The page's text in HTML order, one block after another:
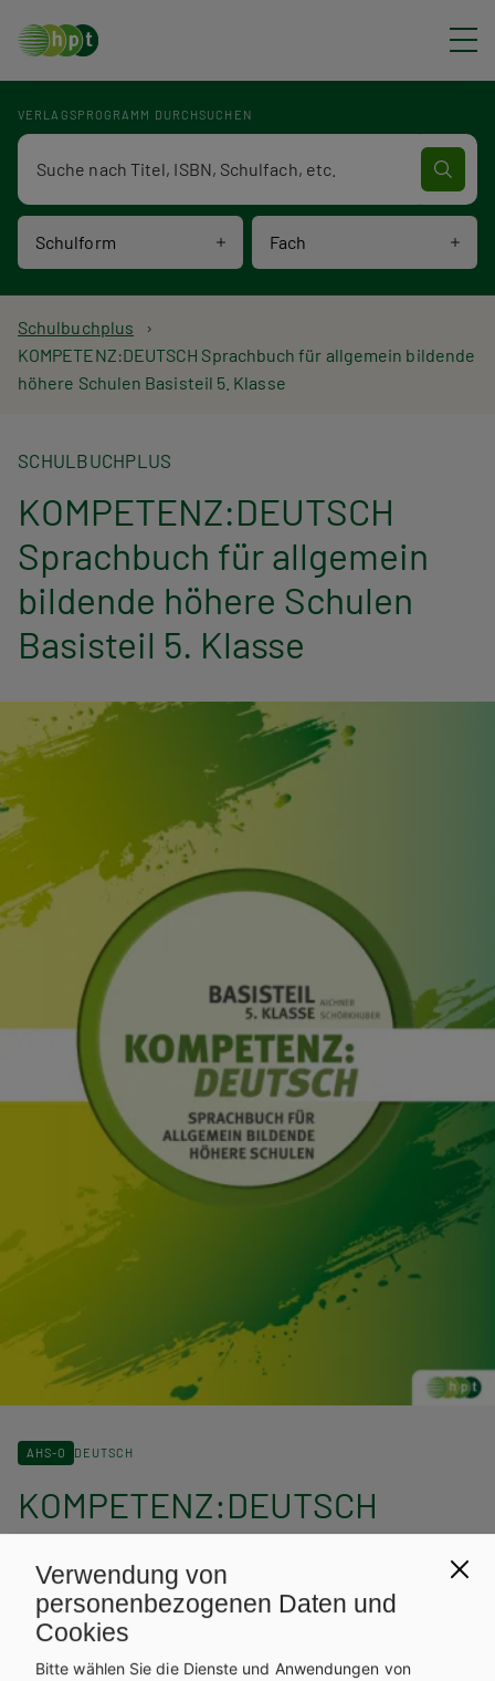
VERLAGSPROGRAMM DURCHSUCHEN
Schulform Fach
Verlagsprogramm Volltextsuche
P
f
d
n
a
v
i
g
a
t
i
o
n
Schulbuchplus
KOMPETENZ:DEUTSCH Sprachbuch für allgemein bildende
höhere Schulen Basisteil 5. Klasse
SCHULBUCHPLUS
KOMPETENZ:DEUTSCH
Sprachbuch für allgemein
bildende höhere Schulen
Basisteil 5. Klasse
AHS-O DEUTSCH
KOMPETENZ:DEUTSCH
Sprachbuch für allgemein
bildende höhere Schulen
Basisteil 5. Klasse
Verwendung von
personenbezogenen Daten und
Cookies
Bitte wählen Sie die Dienste und Anwendungen von